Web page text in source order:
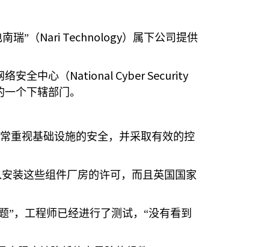
瑞”（ Nari Technology）属下公司提供
络安全中心（National Cyber Security
一个下辖部门。
重视基础设施的安全，并采取有效的控
装这些组件厂房的许可，而且英国国家
，工程师已经进行了测试，“没有看到